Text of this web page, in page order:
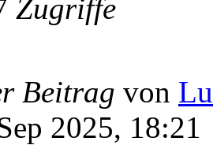
Zugriffe
Beitrag von
2025, 18:21